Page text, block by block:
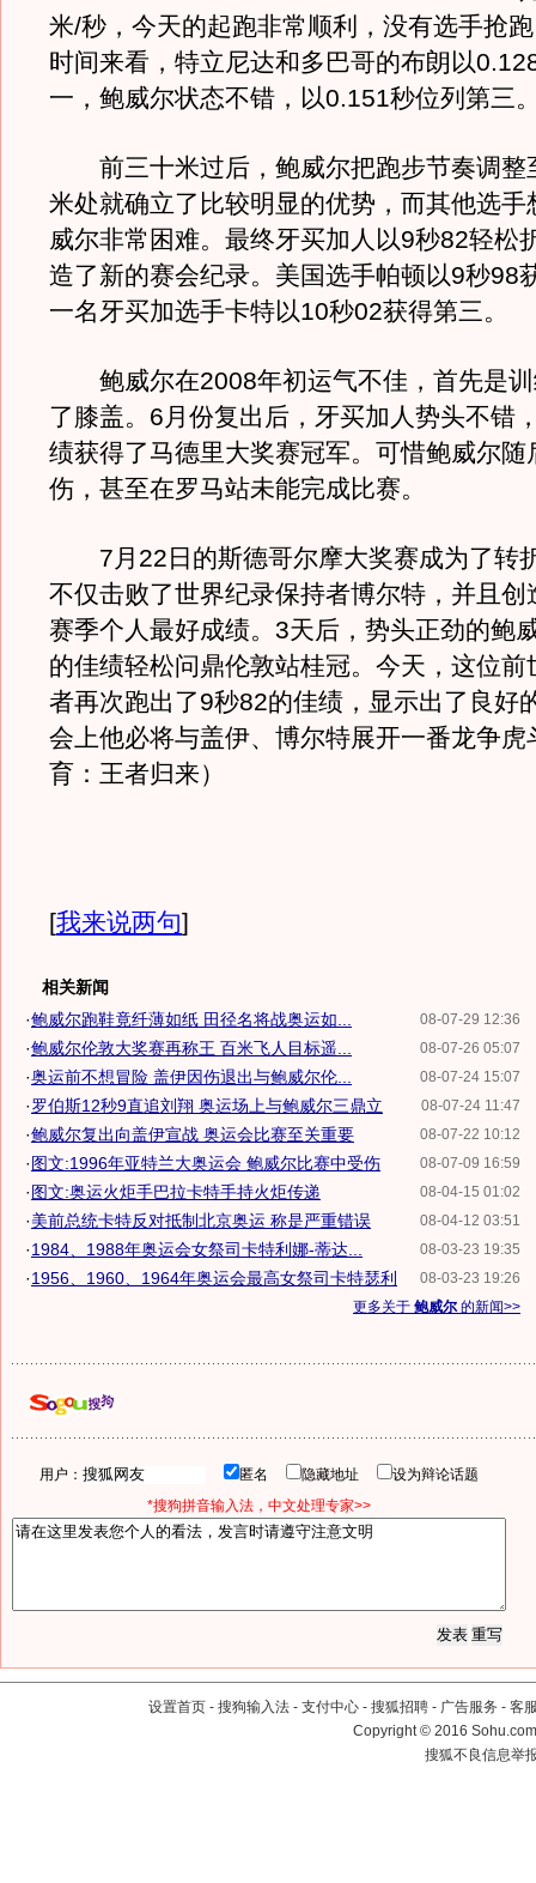
米/秒，今天的起跑非常顺利，没有选手抢
时间来看，特立尼达和多巴哥的布朗以
一，鲍威尔状态不错，以0.151秒位列第三
前三十米过后，鲍威尔把跑步节奏调整
米处就确立了比较明显的优势，而其他选手
威尔非常困难。最终牙买加人以9秒82轻松
造了新的赛会纪录。美国选手帕顿以9秒98
一名牙买加选手卡特以10秒02获得第三。
鲍威尔在2008年初运气不佳，首先是训
了膝盖。6月份复出后，牙买加人势头不错
绩获得了马德里大奖赛冠军。可惜鲍威尔随
伤，甚至在罗马站未能完成比赛。
7月22日的斯德哥尔摩大奖赛成为了转
不仅击败了世界纪录保持者博尔特，并且创
赛季个人最好成绩。3天后，势头正劲的鲍
的佳绩轻松问鼎伦敦站桂冠。今天，这位前
者再次跑出了9秒82的佳绩，显示出了良好
会上他必将与盖伊、博尔特展开一番龙争虎
育：王者归来）
[我来说两句]
相关新闻
08-07-29 12:36
·鲍威尔跑鞋竟纤薄如纸 田径名将战奥运如...
08-07-26 05:07
·鲍威尔伦敦大奖赛再称王 百米飞人目标遥...
08-07-24 15:07
·奥运前不想冒险 盖伊因伤退出与鲍威尔伦...
08-07-24 11:47
·罗伯斯12秒9直追刘翔 奥运场上与鲍威尔三鼎立
08-07-22 10:12
·鲍威尔复出向盖伊宣战 奥运会比赛至关重要
08-07-09 16:59
·图文:1996年亚特兰大奥运会 鲍威尔比赛中受伤
08-04-15 01:02
·图文:奥运火炬手巴拉卡特手持火炬传递
08-04-12 03:51
·美前总统卡特反对抵制北京奥运 称是严重错误
08-03-23 19:35
·1984、1988年奥运会女祭司卡特利娜-蒂达...
08-03-23 19:26
·1956、1960、1964年奥运会最高女祭司卡特瑟利
更多关于 鲍威尔的新闻>>
用户： 匿名 隐藏地址
设为辩论话题
*搜狗拼音输入法，中文处理专家>>
设置首页 - 搜狗输入法 - 支付中心 - 搜狐招聘 - 广告服务 - 客
Copyright©2016
搜狐不良信息举